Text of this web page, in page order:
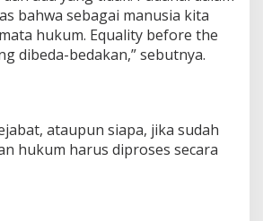
bahwa sebagai manusia kita
hukum. Equality before the
dibeda-bedakan,” sebutnya.
ataupun siapa, jika sudah
hukum harus diproses secara